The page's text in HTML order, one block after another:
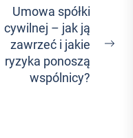
Umowa spółki
cywilnej – jak ją
zawrzeć i jakie
ryzyka ponoszą
wspólnicy?